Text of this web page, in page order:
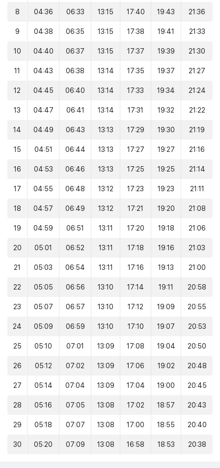
8 04:36 06:33 13:15 17:40 19:43 21:36
9 04:38 06:35 13:15 17:38 19:41 21:33
10 04:40 06:37 13:15 17:37 19:39 21:30
11 04:43 06:38 13:14 17:35 19:37 21:27
12 04:45 06:40 13:14 17:33 19:34 21:24
13 04:47 06:41 13:14 17:31 19:32 21:22
14 04:49 06:43 13:13 17:29 19:30 21:19
15 04:51 06:44 13:13 17:27 19:27 21:16
16 04:53 06:46 13:13 17:25 19:25 21:14
17 04:55 06:48 13:12 17:23 19:23 21:11
18 04:57 06:49 13:12 17:21 19:20 21:08
19 04:59 06:51 13:11 17:20 19:18 21:06
20 05:01 06:52 13:11 17:18 19:16 21:03
21 05:03 06:54 13:11 17:16 19:13 21:00
22 05:05 06:56 13:10 17:14 19:11 20:58
23 05:07 06:57 13:10 17:12 19:09 20:55
24 05:09 06:59 13:10 17:10 19:07 20:53
25 05:10 07:01 13:09 17:08 19:04 20:50
26 05:12 07:02 13:09 17:06 19:02 20:48
27 05:14 07:04 13:09 17:04 19:00 20:45
28 05:16 07:05 13:08 17:02 18:57 20:43
29 05:18 07:07 13:08 17:00 18:55 20:40
30 05:20 07:09 13:08 16:58 18:53 20:38